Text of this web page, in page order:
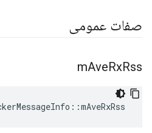
صفات عمومی
mAveRxRss
::mAveRxRss